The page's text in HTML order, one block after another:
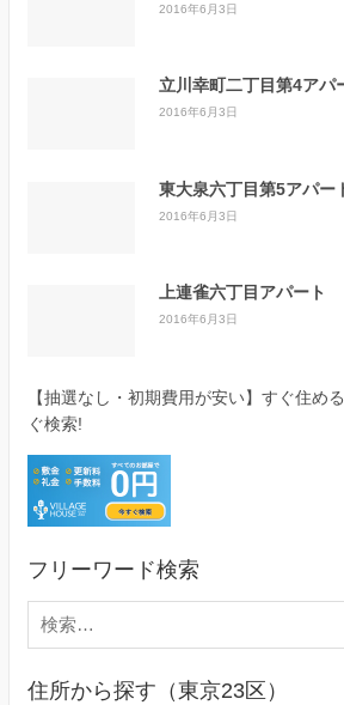
2016年6月3日
立川幸町二丁目第4アパ
2016年6月3日
東大泉六丁目第5アパー
2016年6月3日
上連雀六丁目アパート
2016年6月3日
【抽選なし・初期費用が安い】すぐ住め
ぐ検索!
フリーワード検索
検
索:
住所から探す（東京23区）